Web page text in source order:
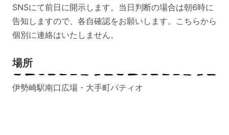
SNSにて前日に開示します。当日判断の場合は‪朝6時に
告知しますので、各自確認をお願いします。こちらから
個別に連絡はいたしません。‬
場所
伊勢崎駅南口広場・大手町パティオ